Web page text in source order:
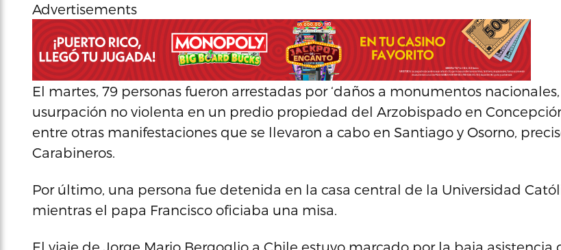
Advertisements
El martes, 79 personas fueron arrestadas por ‘daños a monumentos nacionales,
usurpación no violenta en un predio propiedad del Arzobispado en
entre otras manifestaciones que se llevaron a cabo en Santiago y Osorno,
Carabineros.
Por último, una persona fue detenida en la casa central de la Universidad
mientras el papa Francisco oficiaba una misa.
El viaje de Jorge Mario Bergoglio a Chile estuvo marcado por la baja asistencia